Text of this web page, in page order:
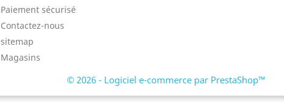
Paiement sécurisé
Contactez-nous
sitemap
Magasins
© 2026 - Logiciel e-commerce par PrestaShop™